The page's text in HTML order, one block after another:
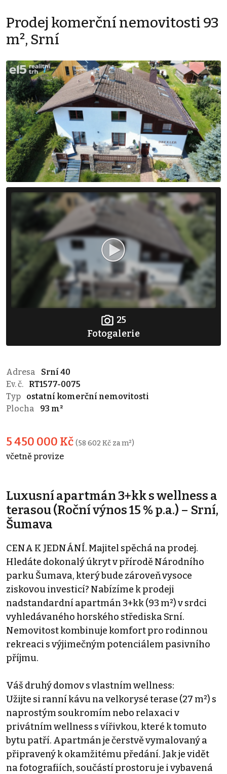
Prodej komerční nemovitosti 93
m², Srní
25
Fotogalerie
Adresa
Srní 40
Ev. č.
RT1577-0075
Typ
ostatní komerční nemovitosti
Plocha
93 m²
5 450 000 Kč (58 602 Kč za m²)
včetně provize
Luxusní apartmán 3+kk s wellness a
terasou (Roční výnos 15 % p.a.) – Srní,
Šumava
CENA K JEDNÁNÍ. Majitel spěchá na prodej.
Hledáte dokonalý úkryt v přírodě Národního
parku Šumava, který bude zároveň vysoce
ziskovou investicí? Nabízíme k prodeji
nadstandardní apartmán 3+kk (93 m²) v srdci
vyhledávaného horského střediska Srní.
Nemovitost kombinuje komfort pro rodinnou
rekreaci s výjimečným potenciálem pasivního
příjmu.
Váš druhý domov s vlastním wellness:
Užijte si ranní kávu na velkorysé terase (27 m²) s
naprostým soukromím nebo relaxaci v
privátním wellness s vířivkou, které k tomuto
bytu patří. Apartmán je čerstvě vymalovaný a
připravený k okamžitému předání. Jak je vidět
na fotografiích, součástí prostoru je i vybavená